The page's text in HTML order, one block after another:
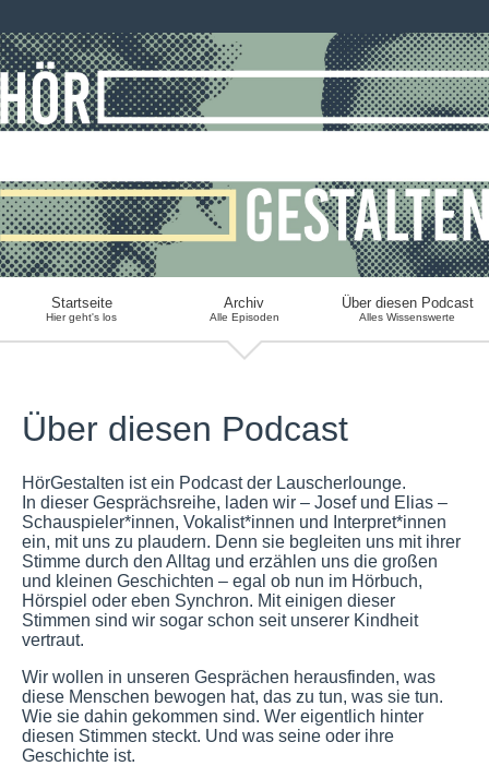
Startseite
Hier geht's los
Archiv
Alle Episoden
Über diesen Podcast
Alles Wissenswerte
Über diesen Podcast
HörGestalten ist ein Podcast der Lauscherlounge.
In dieser Gesprächsreihe, laden wir – Josef und Elias –
Schauspieler*innen, Vokalist*innen und Interpret*innen
ein, mit uns zu plaudern. Denn sie begleiten uns mit ihrer
Stimme durch den Alltag und erzählen uns die großen
und kleinen Geschichten – egal ob nun im Hörbuch,
Hörspiel oder eben Synchron. Mit einigen dieser
Stimmen sind wir sogar schon seit unserer Kindheit
vertraut.
Wir wollen in unseren Gesprächen herausfinden, was
diese Menschen bewogen hat, das zu tun, was sie tun.
Wie sie dahin gekommen sind. Wer eigentlich hinter
diesen Stimmen steckt. Und was seine oder ihre
Geschichte ist.